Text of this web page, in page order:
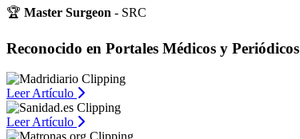
🏆 Master Surgeon - SRC
Reconocido en Portales Médicos y Periódicos
Leer Artículo
Leer Artículo